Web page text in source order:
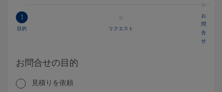
1
目的 リクエスト
お
問
合
せ
お問合せの目的
見積りを依頼